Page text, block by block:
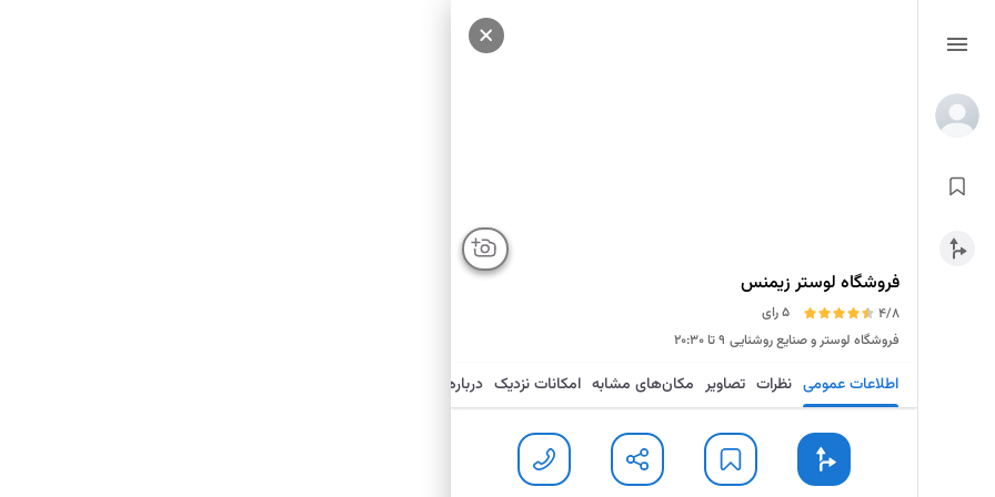
فروشگاه لوستر زیمنس
4/8
5 رای
فروشگاه لوستر و صنایع روشنایی ۹ تا ۲۰:۳۰
اطلاعات عمومی نظرات تصاویر مکان‌های مشابه امکانات نزدیک درباره